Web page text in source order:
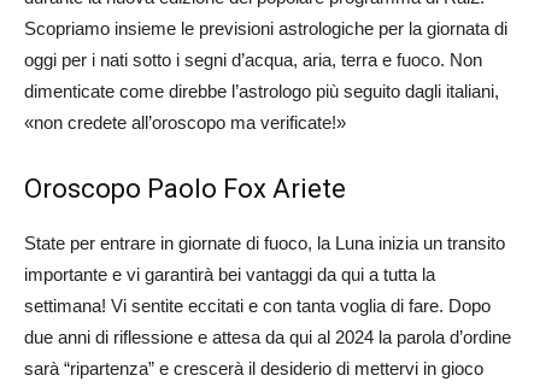
Scopriamo insieme le previsioni astrologiche per la giornata di
oggi per i nati sotto i segni d’acqua, aria, terra e fuoco. Non
dimenticate come direbbe l’astrologo più seguito dagli italiani,
«non credete all’oroscopo ma verificate!»
Oroscopo Paolo Fox Ariete
State per entrare in giornate di fuoco, la Luna inizia un transito
importante e vi garantirà bei vantaggi da qui a tutta la
settimana! Vi sentite eccitati e con tanta voglia di fare. Dopo
due anni di riflessione e attesa da qui al 2024 la parola d’ordine
sarà “ripartenza” e crescerà il desiderio di mettervi in gioco